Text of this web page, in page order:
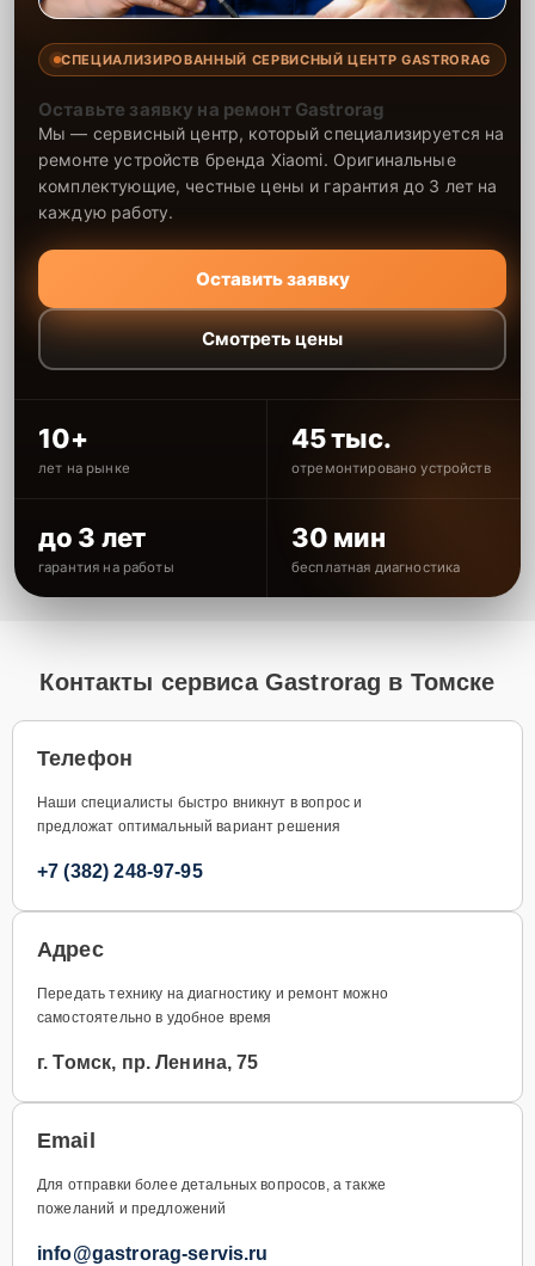
СПЕЦИАЛИЗИРОВАННЫЙ СЕРВИСНЫЙ ЦЕНТР GASTRORAG
Оставьте заявку на ремонт Gastrorag
Мы — сервисный центр, который специализируется на
ремонте устройств бренда Xiaomi. Оригинальные
комплектующие, честные цены и гарантия до 3 лет на
каждую работу.
Оставить заявку
Смотреть цены
10+
лет на рынке
45 тыс.
отремонтировано устройств
до 3 лет
гарантия на работы
30 мин
бесплатная диагностика
Контакты сервиса Gastrorag в Томске
Телефон
Наши специалисты быстро вникнут в вопрос и
предложат оптимальный вариант решения
+7 (382) 248-97-95
Адрес
Передать технику на диагностику и ремонт можно
самостоятельно в удобное время
г. Томск, пр. Ленина, 75
Email
Для отправки более детальных вопросов, а также
пожеланий и предложений
info@gastrorag-servis.ru